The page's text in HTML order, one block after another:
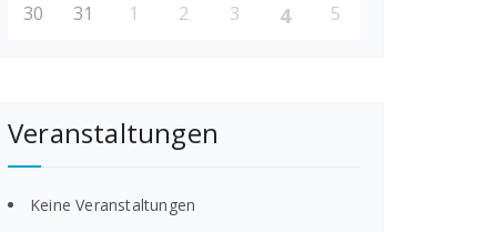
30 31 1 2 3 4 5
Veranstaltungen
Keine Veranstaltungen